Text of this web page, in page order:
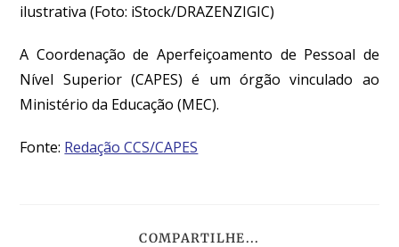
ilustrativa(Foto: iStock/DRAZENZIGIC)
A Coordenação de Aperfeiçoamento de Pessoal de
Nível Superior (CAPES) é um órgão vinculado ao
Ministério da Educação (MEC).
Fonte: Redação CCS/CAPES
COMPARTILHE...